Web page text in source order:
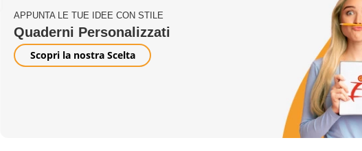
APPUNTA LE TUE IDEE CON STILE
Quaderni Personalizzati
Scopri la nostra Scelta